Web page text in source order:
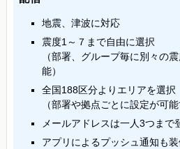
地震、津波に対応
震度1～７まで自由に選択
（部署、グループ毎に別々の
能）
全国188区分よりエリアを選択
（部署や拠点ごとに設定が可能
メールアドレスは一人3つまで
アプリによるプッシュ通知も